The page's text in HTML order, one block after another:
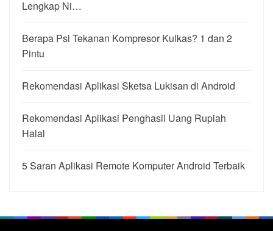
Lengkap Ni…
Berapa Psi Tekanan Kompresor Kulkas? 1 dan 2
Pintu
Rekomendasi Aplikasi Sketsa Lukisan di Android
Rekomendasi Aplikasi Penghasil Uang Rupiah
Halal
5 Saran Aplikasi Remote Komputer Android Terbaik